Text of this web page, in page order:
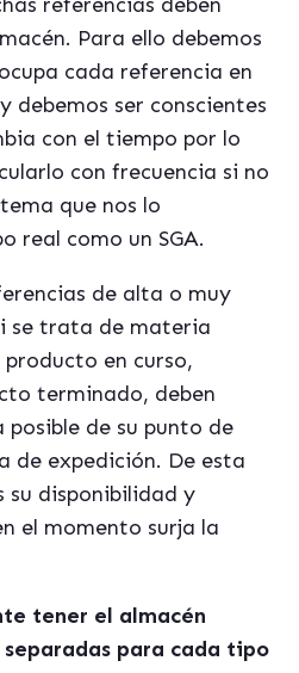
referencias deben
Para ello debemos
cada referencia en
debemos ser conscientes
con el tiempo por lo
con frecuencia si no
que nos lo
real como un SGA.
de alta o muy
se trata de materia
en curso,
terminado, deben
posible de su punto de
de expedición. De esta
su disponibilidad y
el momento surja la
tener el almacén
para cada tipo